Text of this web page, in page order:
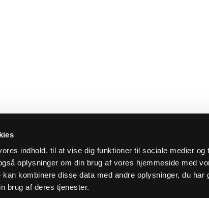
indhold, til at vise dig funktioner til sociale medier og
oplysninger om din brug af vores hjemmeside med
kombinere disse data med andre oplysninger, du har
brug af deres tjenester.